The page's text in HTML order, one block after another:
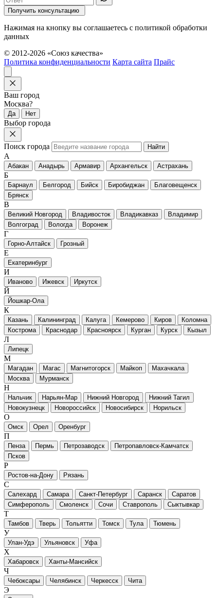
Получить консультацию
Нажимая на кнопку вы соглашаетесь с политикой обработки
данных
© 2012-2026 «Союз качества»
Политика конфиденциальности Карта сайта Прайс
Ваш город
Москва?
Да Нет
Выбор города
Поиск города Найти
А
Абакан Анадырь Армавир Архангельск Астрахань
Б
Барнаул Белгород Бийск Биробиджан
Благовещенск
Брянск
В
Великий Новгород Владивосток Владикавказ
Владимир
Волгоград
Вологда Воронеж
Г
Горно-Алтайск Грозный
Е
Екатеринбург
И
Иваново Ижевск Иркутск
Й
Йошкар-Ола
К
Казань Калининград Калуга Кемерово Киров
Коломна
Кострома
Краснодар Красноярск Курган Курск Кызыл
Л
Липецк
М
Магадан Магас Магнитогорск Майкоп
Махачкала
Москва
Мурманск
Н
Нальчик Нарьян-Мар Нижний Новгород
Нижний Тагил
Новокузнецк
Новороссийск Новосибирск Норильск
О
Омск Орел Оренбург
П
Пенза Пермь Петрозаводск
Петропавловск-Камчатск
Псков
Р
Ростов-на-Дону Рязань
С
Салехард Самара Санкт-Петербург Саранск
Саратов
Симферополь
Смоленск Сочи Ставрополь Сыктывкар
Т
Тамбов Тверь Тольятти Томск Тула Тюмень
У
Улан-Удэ Ульяновск Уфа
Х
Хабаровск Ханты-Мансийск
Ч
Чебоксары Челябинск Черкесск Чита
Э